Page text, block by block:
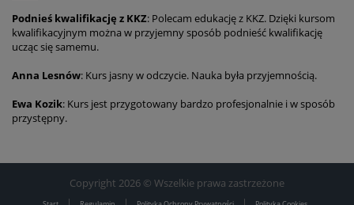
Podnieś kwalifikację z KKZ: Polecam edukację z KKZ. Dzięki kursom
kwalifikacyjnym można w przyjemny sposób podnieść kwalifikację
ucząc się samemu.
Anna Lesnów: Kurs jasny w odczycie. Nauka była przyjemnością.
Ewa Kozik: Kurs jest przygotowany bardzo profesjonalnie i w sposób
przystępny.
Copyright 2026 © Wszelkie prawa zastrzeżone